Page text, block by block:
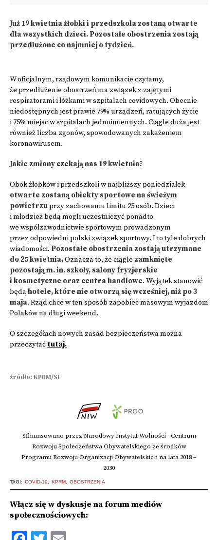
Już 19 kwietnia żłobki i przedszkola zostaną otwarte
dla wszystkich dzieci. Pozostałe obostrzenia zostają
przedłużone co najmniej o tydzień.
W oficjalnym, rządowym komunikacie czytamy,
że przedłużenie obostrzeń ma związek z zajętymi
respiratorami i łóżkami w szpitalach covidowych. Obecnie
niedostępnych jest prawie 79% urządzeń, ratujących życie
i 75% miejsc w szpitalach jednoimiennych. Ciągle duża jest
również liczba zgonów, spowodowanych zakażeniem
koronawirusem.
Jakie zmiany czekają nas 19 kwietnia?
Obok żłobków i przedszkoli w najbliższy poniedziałek
otwarte zostaną obiekty sportowe na świeżym
powietrzuprzy zachowaniu limitu 25 osób. Dzieci
i młodzież będą mogli uczestniczyć ponadto
we współzawodnictwie sportowym prowadzonym
przez odpowiedni polski związek sportowy. I to tyle dobrych
wiadomości. Pozostałe obostrzenia zostają utrzymane
do 25 kwietnia.Oznacza to, że ciągle zamknięte
pozostają m. in. szkoły, salony fryzjerskie
i kosmetyczne oraz centra handlowe. Wyjątek stanowić
będąhotele, które nie otworzą się wcześniej, niż po 3
maja. Rząd chce w ten sposób zapobiec masowym wyjazdom
Polaków na długi weekend.
O szczegółach nowych zasad bezpieczeństwa można
przeczytać tutaj.
źródło: KPRM/SI
Sfinansowano przez Narodowy Instytut Wolności - Centrum
Rozwoju Społeczeństwa Obywatelskiego ze środków
Programu Rozwoju Organizacji Obywatelskich na lata 2018 –
2030
TAGI: COVID-19 KPRM OBOSTRZENIA
Włącz się w dyskusje na forum mediów
społecznościowych: